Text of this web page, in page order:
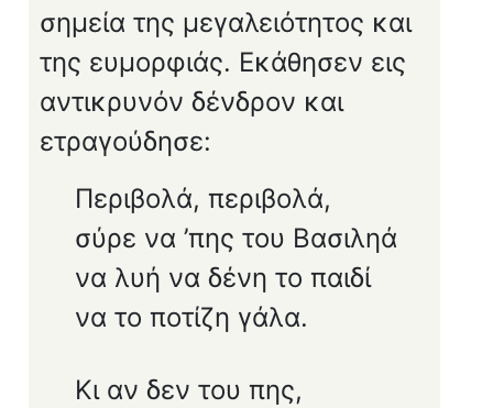
σημεία της μεγαλειότητος και
της ευμορφιάς. Εκάθησεν εις
αντικρυνόν δένδρον και
ετραγούδησε:
Περιβολά, περιβολά,
σύρε να ’πης του Βασιληά
να λυή να δένη το παιδί
να το ποτίζη γάλα.
Κι αν δεν του πης,